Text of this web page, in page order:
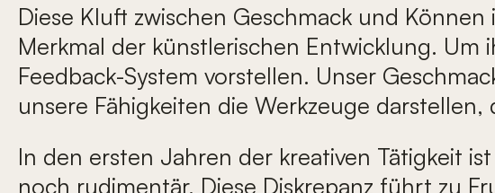
Diese Kluft zwischen Geschmack und
Merkmal der künstlerischen Entwicklung. Um
Feedback-System vorstellen. Unser
unsere Fähigkeiten die Werkzeuge
In den ersten Jahren der kreativen Tätigkeit
noch rudimentär. Diese Diskrepanz führt zu